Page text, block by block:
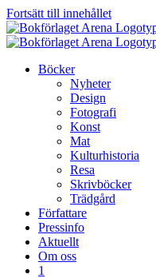
Fortsätt till innehållet
Böcker
Nyheter
Design
Fotografi
Konst
Mat
Kulturhistoria
Resa
Skrivböcker
Trädgård
Författare
Pressinfo
Aktuellt
Om oss
1